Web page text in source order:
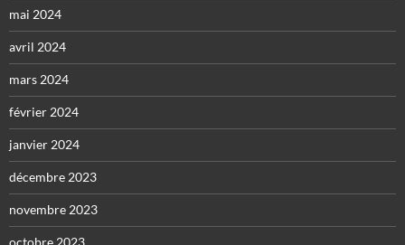
mai 2024
avril 2024
mars 2024
février 2024
janvier 2024
décembre 2023
novembre 2023